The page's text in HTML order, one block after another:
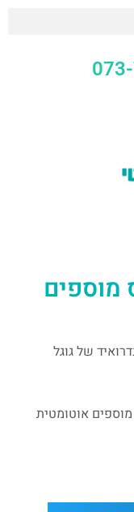
מוספים
של גוגל
אוטומטית